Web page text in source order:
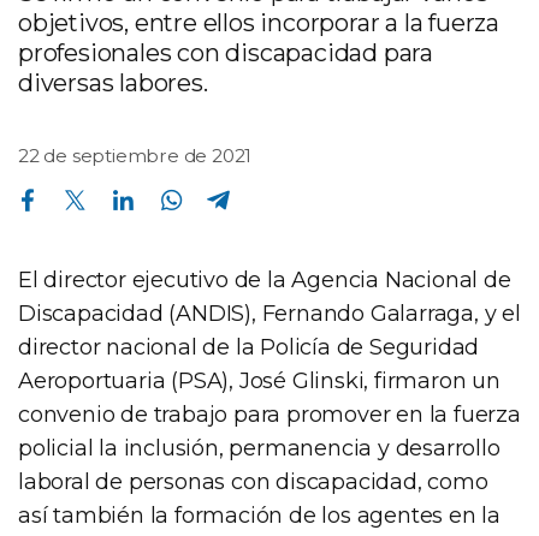
objetivos, entre ellos incorporar a la fuerza
profesionales con discapacidad para
diversas labores.
22 de septiembre de 2021
Compartir en Facebook Compartir en Twitter Compartir en Linkedin Compartir en Whatsapp
El director ejecutivo de la Agencia Nacional de
Discapacidad (ANDIS), Fernando Galarraga, y el
director nacional de la Policía de Seguridad
Aeroportuaria (PSA), José Glinski, firmaron un
convenio de trabajo para promover en la fuerza
policial la inclusión, permanencia y desarrollo
laboral de personas con discapacidad, como
así también la formación de los agentes en la